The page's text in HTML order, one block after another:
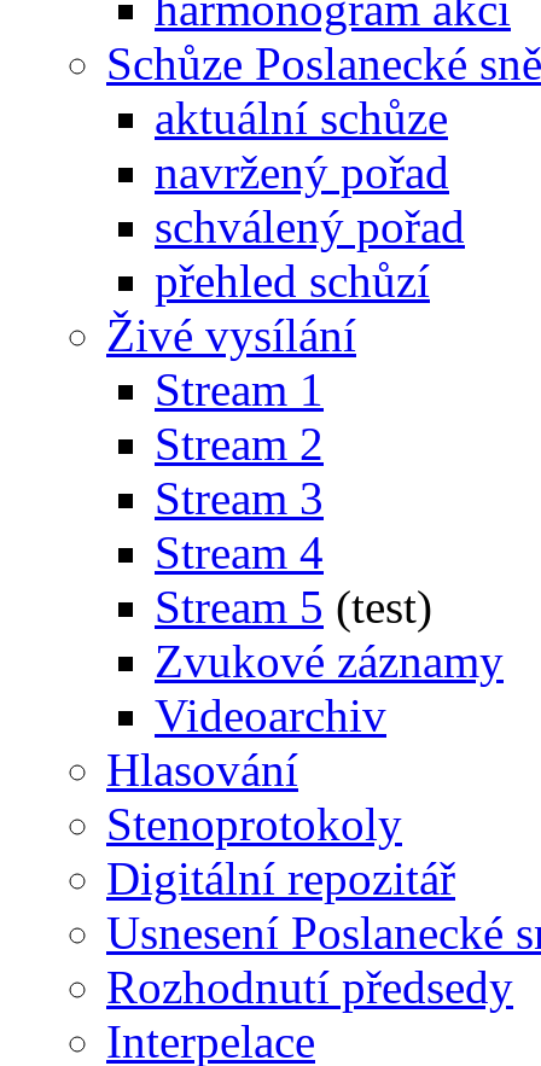
Schůze Poslanecké
aktuální schůze
navržený pořad
schválený pořad
přehled schůzí
Živé vysílání
Stream 1
Stream 2
Stream 3
Stream 4
Stream 5 (test)
Zvukové záznamy
Videoarchiv
Hlasování
Stenoprotokoly
Digitální repozitář
Usnesení Poslanecké
Rozhodnutí předsedy
Interpelace